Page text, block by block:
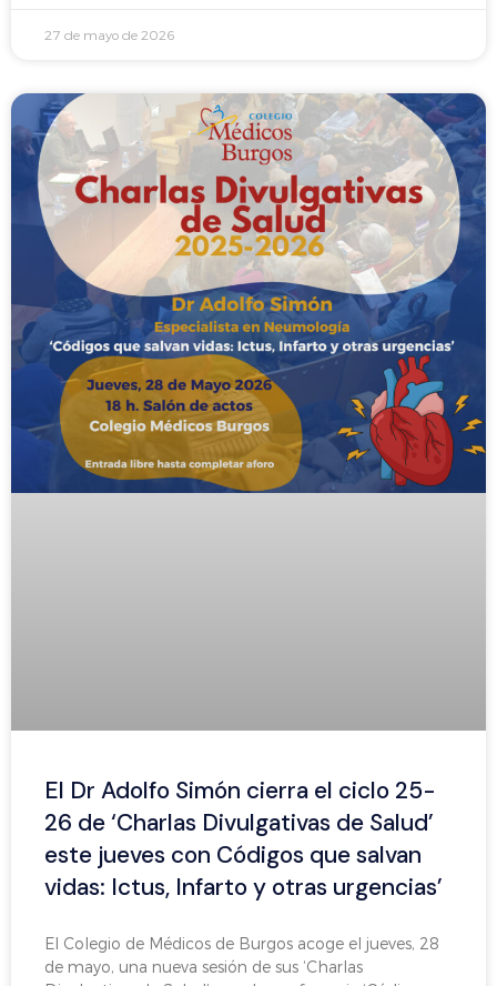
27 de mayo de 2026
El Dr Adolfo Simón cierra el ciclo 25-
26 de ‘Charlas Divulgativas de Salud’
este jueves con Códigos que salvan
vidas: Ictus, Infarto y otras urgencias’
El Colegio de Médicos de Burgos acoge el jueves, 28
de mayo, una nueva sesión de sus ‘Charlas